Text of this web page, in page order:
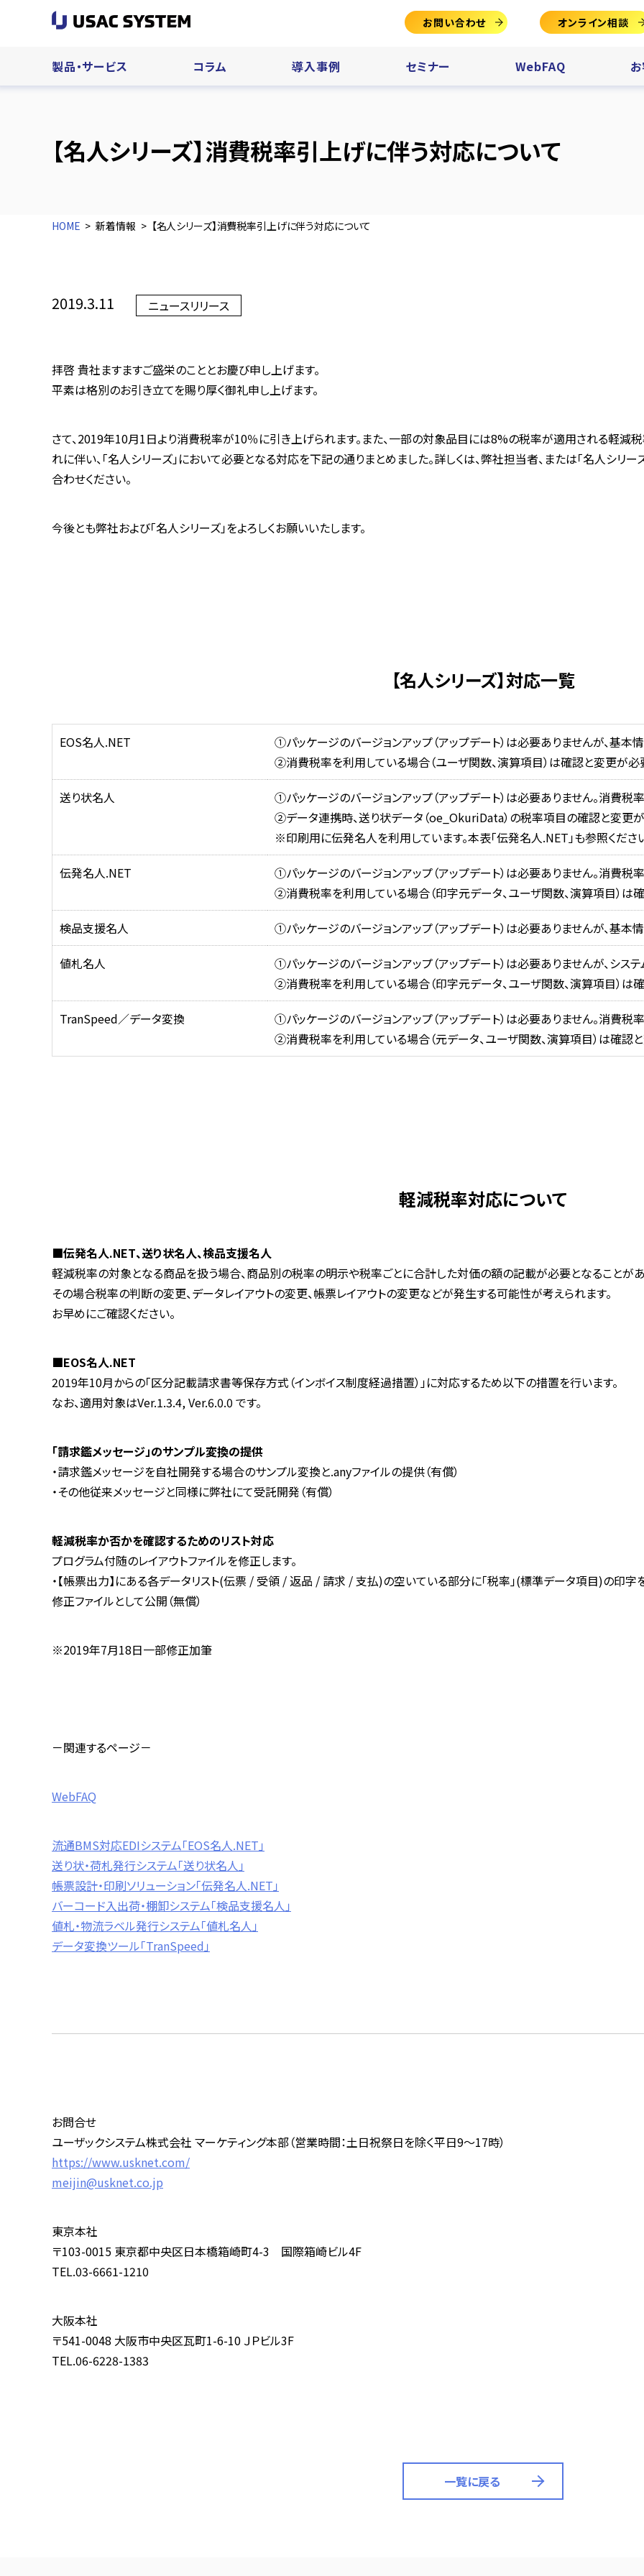
製品・サービス コラム 導入事例 セミナー WebFAQ
お問い合わせ オンライン相談
【名人シリーズ】消費税率引上げに伴う対応について
HOME 新着情報 【名人シリーズ】消費税率引上げに伴う対応について
2019.3.11 ニュースリリース
拝啓 貴社ますますご盛栄のこととお慶び申し上げます。
平素は格別のお引き立てを賜り厚く御礼申し上げます。
さて、2019年10月1日より消費税率が10％に引き上げられます。また、一部の対象品目には8%の税率が適用される軽減
れに伴い、「名人シリーズ」において必要となる対応を下記の通りまとめました。詳しくは、弊社担当者、または「名人シリ
合わせください。
今後とも弊社および「名人シリーズ」をよろしくお願いいたします。
【名人シリーズ】対応一覧
EOS名人.NET
①パッケージのバージョンアップ（アップデート）は必要ありませんが、基本
②消費税率を利用している場合（ユーザ関数、演算項目）は確認と変更が必
送り状名人
①パッケージのバージョンアップ（アップデート）は必要ありません。消費税
②データ連携時、送り状データ（oe_OkuriData）の税率項目の確認と変更が
※印刷用に伝発名人を利用しています。本表「伝発名人.NET」も参照くださ
伝発名人.NET
①パッケージのバージョンアップ（アップデート）は必要ありません。消費税
②消費税率を利用している場合（印字元データ、ユーザ関数、演算項目）は
検品支援名人 ①パッケージのバージョンアップ（アップデート）は必要ありませんが、基本
値札名人
①パッケージのバージョンアップ（アップデート）は必要ありませんが、シス
②消費税率を利用している場合（印字元データ、ユーザ関数、演算項目）は
TranSpeed／データ変換
①パッケージのバージョンアップ（アップデート）は必要ありません。消費税
②消費税率を利用している場合（元データ、ユーザ関数、演算項目）は確認
軽減税率対応について
■伝発名人.NET、送り状名人、検品支援名人
軽減税率の対象となる商品を扱う場合、商品別の税率の明示や税率ごとに合計した対価の額の記載が必要となることがあ
その場合税率の判断の変更、データレイアウトの変更、帳票レイアウトの変更などが発生する可能性が考えられます。
お早めにご確認ください。
■EOS名人.NET
2019年10月からの「区分記載請求書等保存方式（インボイス制度経過措置）」に対応するため以下の措置を行います。
なお、適用対象はVer.1.3.4, Ver.6.0.0 です。
「請求鑑メッセージ」のサンプル変換の提供
・請求鑑メッセージを自社開発する場合のサンプル変換と.anyファイルの提供（有償）
・その他従来メッセージと同様に弊社にて受託開発（有償）
軽減税率か否かを確認するためのリスト対応
プログラム付随のレイアウトファイルを修正します。
・【帳票出力】にある各データリスト(伝票 / 受領 /返品 / 請求 /支払)の空いている部分に「税率」(標準データ項目)の印字
修正ファイルとして公開（無償）
※2019年7月18日一部修正加筆
－関連するページ－
WebFAQ
流通BMS対応EDIシステム「EOS名人.NET 」
送り状・荷札発行システム「送り状名人」
帳票設計・印刷ソリューション「伝発名人.NET 」
バーコード入出荷・棚卸システム「検品支援名人」
値札・物流ラベル発行システム「値札名人」
データ変換ツール「TranSpeed 」
お問合せ
ユーザックシステム株式会社 マーケティング本部（営業時間：土日祝祭日を除く平日9～17時）
https://www.usknet.com/
meijin@usknet.co.jp
東京本社
〒103-0015 東京都中央区日本橋箱崎町4-3 国際箱崎ビル4F
TEL.03-6661-1210
大阪本社
〒541-0048 大阪市中央区瓦町1-6-10 ＪＰビル3F
TEL.06-6228-1383
一覧に戻る